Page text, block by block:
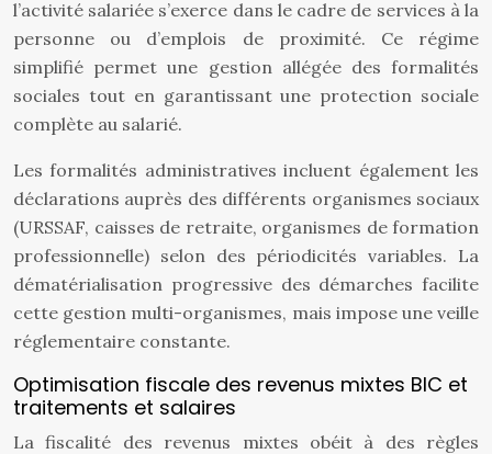
l’activité salariée s’exerce dans le cadre de services à la
personne ou d’emplois de proximité. Ce régime
simplifié permet une gestion allégée des formalités
sociales tout en garantissant une protection sociale
complète au salarié.
Les formalités administratives incluent également les
déclarations auprès des différents organismes sociaux
(URSSAF, caisses de retraite, organismes de formation
professionnelle) selon des périodicités variables. La
dématérialisation progressive des démarches facilite
cette gestion multi-organismes, mais impose une veille
réglementaire constante.
Optimisation fiscale des revenus mixtes BIC et
traitements et salaires
La fiscalité des revenus mixtes obéit à des règles